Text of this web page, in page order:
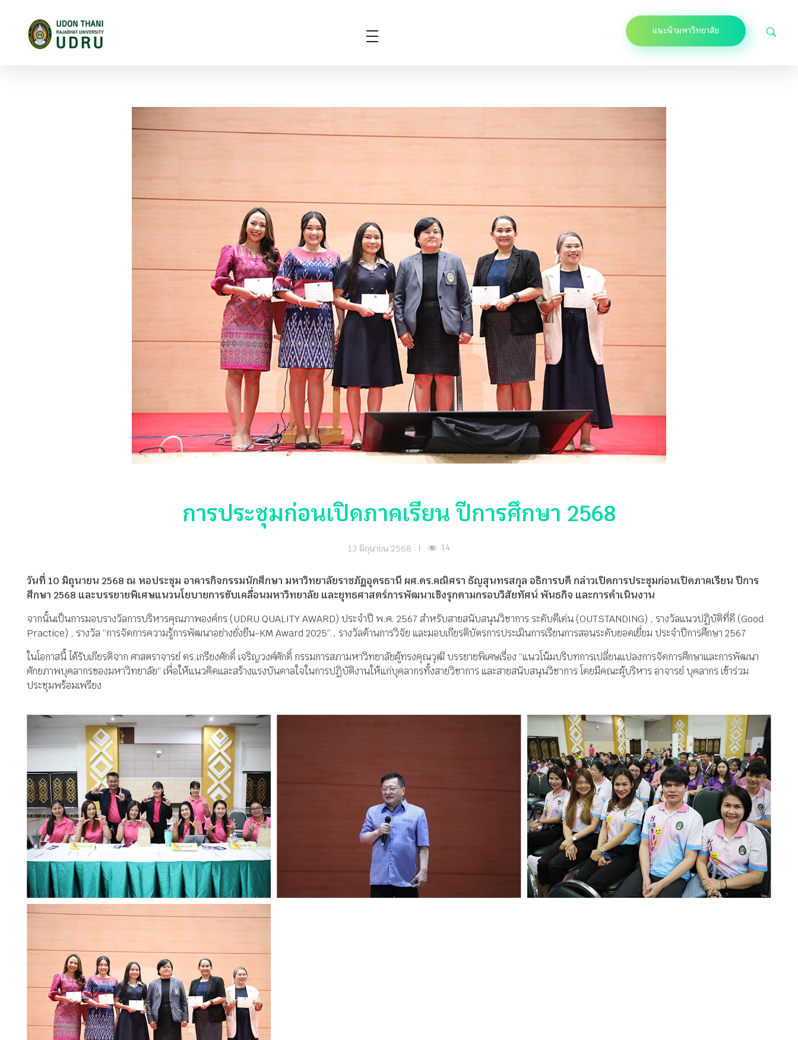
แนะนำมหาวิทยาลัย
การประชุมก่อนเปิดภาคเรียน ปีการศึกษา 2568
13 มิถุนายน 2568 | 14
วันที่ 10 มิถุนายน 2568 ณ หอประชุม อาคารกิจกรรมนักศึกษา มหาวิทยาลัยราชภัฏอุดรธานี ผศ.ดร.คณิศรา ธัญสุนทรสกุล อธิการบดี กล่าวเปิดการประชุมก่อนเปิดภาคเรียน ปีการ
ศึกษา 2568 และบรรยายพิเศษแนวนโยบายการขับเคลื่อนมหาวิทยาลัย และยุทธศาสตร์การพัฒนาเชิงรุกตามกรอบวิสัยทัศน์ พันธกิจ และการดำเนินงาน
จากนั้นเป็นการมอบรางวัลการบริหารคุณภาพองค์กร (UDRU QUALITY AWARD) ประจำปี พ.ศ. 2567 สำหรับสายสนับสนุนวิชาการ ระดับดีเด่น (OUTSTANDING) , รางวัลแนวปฏิบัติที่ดี (Good
Practice) , รางวัล “การจัดการความรู้การพัฒนาอย่างยั่งยืน-KM Award 2025” , รางวัลด้านการวิจัย และมอบเกียรติบัตรการประเมินการเรียนการสอนระดับยอดเยี่ยม ประจำปีการศึกษา 2567
ในโอกาสนี้ ได้รับเกียรติจาก ศาสตราจารย์ ดร.เกรียงศักดิ์ เจริญวงศ์ศักดิ์ กรรมการสภามหาวิทยาลัยผู้ทรงคุณวุฒิ บรรยายพิเศษเรื่อง “แนวโน้มบริบทการเปลี่ยนแปลงการจัดการศึกษาและการพัฒนา
ศักยภาพบุคลากรของมหาวิทยาลัย” เพื่อให้แนวคิดและสร้างแรงบันดาลใจในการปฏิบัติงานให้แก่บุคลากรทั้งสายวิชาการ และสายสนับสนุนวิชาการ โดยมีคณะผู้บริหาร อาจารย์ บุคลากร เข้าร่วม
ประชุมพร้อมเพรียง